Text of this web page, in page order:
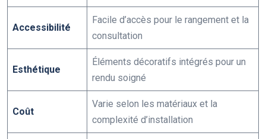
Accessibilité
Facile d’accès pour le rangement et la
consultation
Esthétique
Éléments décoratifs intégrés pour un
rendu soigné
Coût
Varie selon les matériaux et la
complexité d’installation